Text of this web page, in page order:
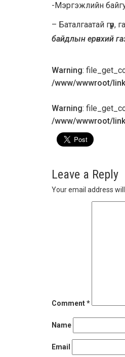
-Мэргэжлийн
– Баталгаатай
байдлын ерөнхий
Warning:
/www/wwwroot/
Warning:
/www/wwwroot/
Leave a Reply
Your email address
Comment*
Name
Email